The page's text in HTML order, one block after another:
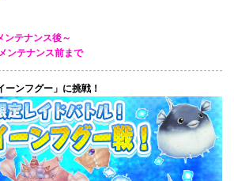
ンテナンス後～
ンテナンス前まで
ンフグー」に挑戦！